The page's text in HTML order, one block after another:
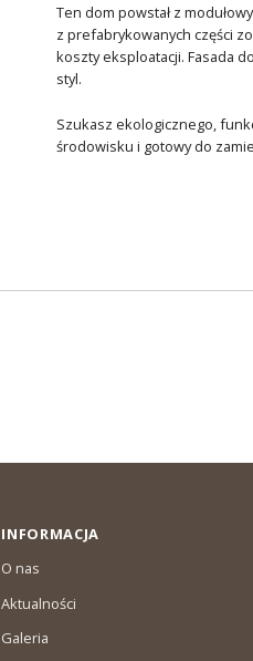
Ten dom powstał z
z prefabrykowanych części
koszty eksploatacji. Fasada
styl.
Szukasz ekologicznego,
środowisku i gotowy do
INFORMACJA
O nas
Aktualności
Galeria